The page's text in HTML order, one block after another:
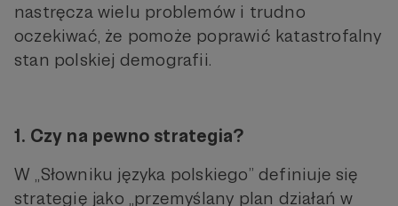
nastręcza wielu problemów i trudno
oczekiwać, że pomoże poprawić katastrofalny
stan polskiej demografii.
1. Czy na pewno strategia?
W „Słowniku języka polskiego” definiuje się
strategię jako „przemyślany plan działań w